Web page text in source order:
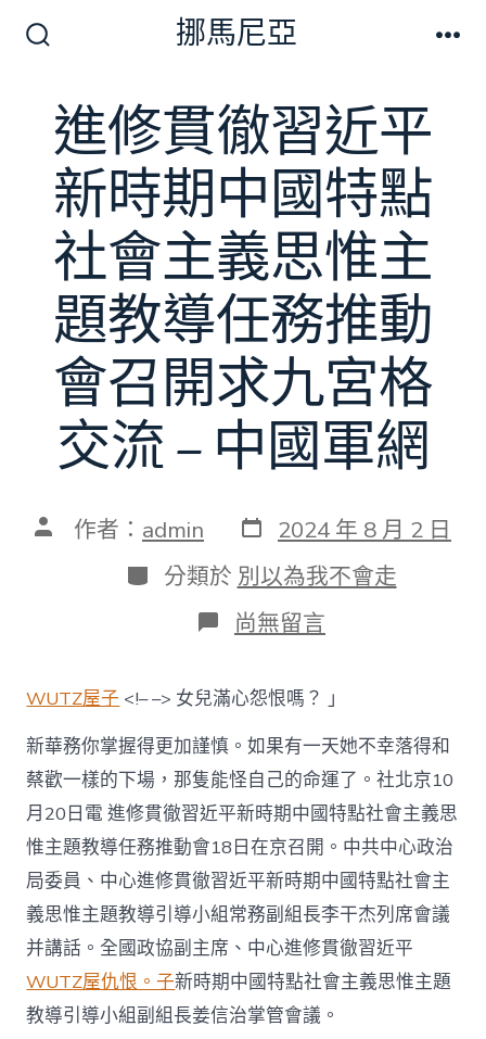
切
換
開
關
挪馬尼亞
進修貫徹習近平
新時期中國特點
社會主義思惟主
題教導任務推動
會召開求九宮格
交流 – 中國軍網
文 作者： admin 發
表
日
期
2024 年 8 月 2 日
分
類
分類於 別以為我不會走
在
〈進
貫
徹
習
近
平
新
時
期
中
國
特
點
社
會
主
義
尚無留言
WUTZ屋子 <!– –> 女兒滿心怨恨嗎？ 」
新華務你掌握得更加謹慎。如果有一天她不幸落得和
蔡歡一樣的下場，那隻能怪自己的命運了。社北京10
月20日電 進修貫徹習近平新時期中國特點社會主義思
惟主題教導任務推動會18日在京召開。中共中心政治
局委員、中心進修貫徹習近平新時期中國特點社會主
義思惟主題教導引導小組常務副組長李干杰列席會議
并講話。全國政協副主席、中心進修貫徹習近平
WUTZ屋仇恨。子新時期中國特點社會主義思惟主題
教導引導小組副組長姜信治掌管會議。